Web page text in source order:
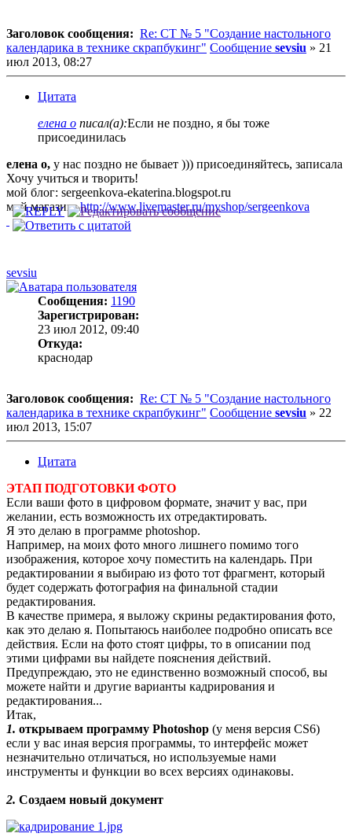
Заголовок сообщения: Re: СТ № 5 "Создание настольного
календарика в технике скрапбукинг" Сообщение sevsiu » 21
июл 2013, 08:27
Цитата
елена о писал(а):Если не поздно, я бы тоже
присоединилась
елена о, у нас поздно не бывает ))) присоединяйтесь, записала
Хочу учиться и творить!
мой блог: sergeenkova-ekaterina.blogspot.ru
мой магазин:http://www.livemaster.ru/myshop/sergeenkova
sevsiu
Сообщения: 1190
Зарегистрирован:
23 июл 2012, 09:40
Откуда:
краснодар
Заголовок сообщения: Re: СТ № 5 "Создание настольного
календарика в технике скрапбукинг" Сообщение sevsiu » 22
июл 2013, 15:07
Цитата
ЭТАП ПОДГОТОВКИ ФОТО
Если ваши фото в цифровом формате, значит у вас, при
желании, есть возможность их отредактировать.
Я это делаю в программе photoshop.
Например, на моих фото много лишнего помимо того
изображения, которое хочу поместить на календарь. При
редактировании я выбираю из фото тот фрагмент, который
будет содержать фотография на финальной стадии
редактирования.
В качестве примера, я выложу скрины редактирования фото,
как это делаю я. Попытаюсь наиболее подробно описать все
действия. Если на фото стоят цифры, то в описании под
этими цифрами вы найдете пояснения действий.
Предупреждаю, это не единственно возможный способ, вы
можете найти и другие варианты кадрирования и
редактирования...
Итак,
1. открываем программу Photoshop (у меня версия СS6)
если у вас иная версия программы, то интерфейс может
незначительно отличаться, но используемые нами
инструменты и функции во всех версиях одинаковы.
2. Создаем новый документ